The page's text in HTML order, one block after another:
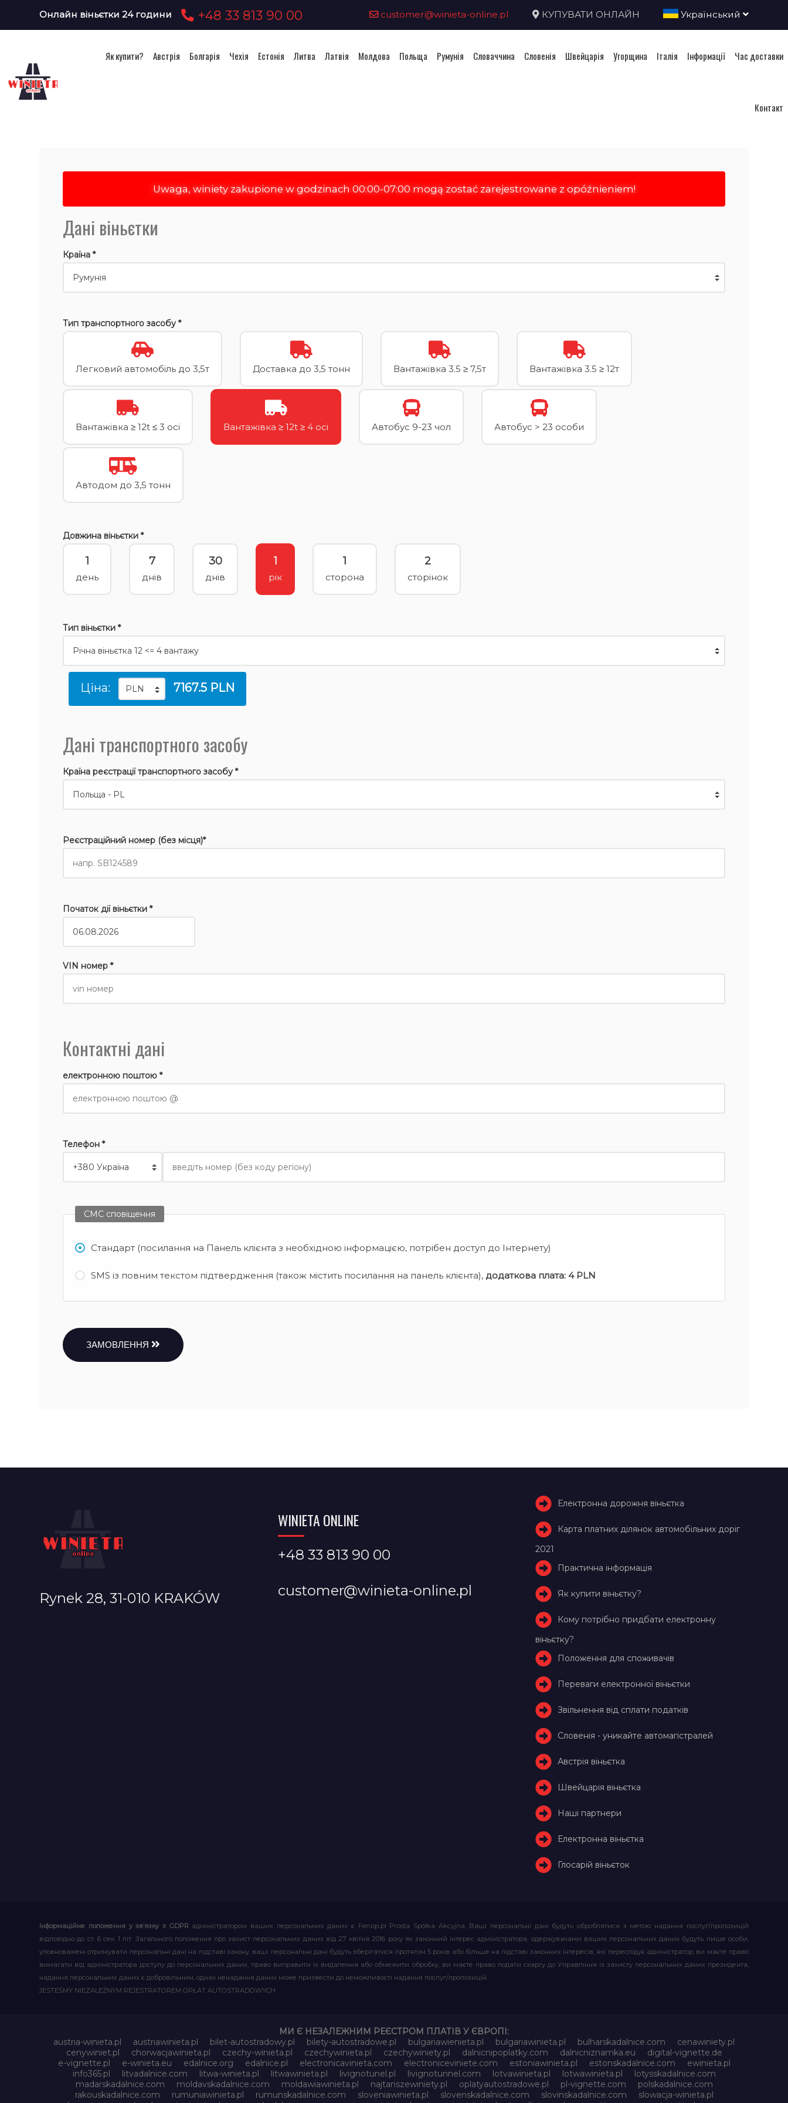
Онлайн віньєтки 24 години +48 33 813 90 00 customer@winieta-online.pl КУПУВАТИ ОНЛАЙН Український
Як купити? Австрія Болгарія Чехія Естонія Литва Латвія Молдова Польща Румунія Словаччина Словенія Швейцарія Угорщина Італія Інформації Час доставки
Контакт
Uwaga, winiety zakupione w godzinach 00:00-07:00 mogą zostać zarejestrowane z opóźnieniem!
Дані віньєтки
Країна *
Тип транспортного засобу *
Легковий автомобіль до 3,5т Доставка до 3,5 тонн Вантажівка 3.5 ≥ 7,5т Вантажівка 3.5 ≥ 12т
Вантажівка ≥ 12t ≤ 3 осі Вантажівка ≥ 12t ≥ 4 осі Автобус 9-23 чол Автобус > 23 особи
Автодом до 3,5 тонн
Довжина віньєтки *
1
день
7
днів
30
днів
1
рік
1
сторона
2
сторінок
Тип віньєтки *
Ціна: 7167.5 PLN
Дані транспортного засобу
Країна реєстрації транспортного засобу *
Реєстраційний номер (без місця)*
Початок дії віньєтки *
VIN номер *
Контактні дані
електронною поштою *
Телефон *
СМС сповіщення
Стандарт (посилання на Панель клієнта з необхідною інформацією, потрібен доступ до Інтернету)
SMS із повним текстом підтвердження (також містить посилання на панель клієнта),додаткова плата: 4 PLN
ЗАМОВЛЕННЯ
Rynek 28, 31-010 KRAKÓW
WINIETA ONLINE
+48 33 813 90 00
customer@winieta-online.pl
Електронна дорожня віньєтка
Карта платних ділянок автомобільних доріг
2021
Практична інформація
Як купити віньєтку?
Кому потрібно придбати електронну
віньєтку?
Положення для споживачів
Переваги електронної віньєтки
Звільнення від сплати податків
Словенія - уникайте автомагістралей
Австрія віньєтка
Швейцарія віньєтка
Наші партнери
Електронна віньєтка
Глосарій віньєток
Інформаційне положення у зв’язку з GDPR адміністратором ваших персональних даних є Feniqs.pl Prosta Spółka Akcyjna. Ваші персональні дані будуть оброблятися з метою надання послуг/пропозицій
відповідно до ст. 6 сек. 1 літ. Загального положення про захист персональних даних від 27 квітня 2016 року як законний інтерес адміністратора, одержувачами ваших персональних даних будуть лише особи,
уповноважені отримувати персональні дані на підставі закону, ваші персональні дані будуть зберігатися протягом 5 років або більше на підставі законних інтересів, які переслідує адміністратор, ви маєте право
вимагати від адміністратора доступу до персональних даних, право виправити їх видалення або обмежити обробку, ви маєте право подати скаргу до Управління із захисту персональних даних президента,
надання персональних даних є добровільним, однак ненадання даних може призвести до неможливості надання послуг/пропозицій.
JESTEŚMY NIEZALEŻNYM REJESTRATOREM OPŁAT AUTOSTRADOWYCH
МИ Є НЕЗАЛЕЖНИМ РЕЄСТРОМ ПЛАТІВ У ЄВРОПІ:
austria-winieta.pl
austriawinieta.pl bilet-autostradowy.pl bilety-autostradowe.pl bulgariawienieta.pl bulgariawinieta.pl bulharskadalnice.com
cenawiniety.pl
cenywiniet.pl
chorwacjawinieta.pl czechy-winieta.pl czechywinieta.pl czechywiniety.pl dalnicnipoplatky.com dalnicniznamka.eu
digital-vignette.de
e-vignette.pl
e-winieta.eu edalnice.org edalnice.pl electronicavinieta.com electroniceviniete.com estoniawinieta.pl estonskadalnice.com
ewinieta.pl
info365.pl
litvadalnice.com litwa-winieta.pl litwawinieta.pl livignotunel.pl livignotunnel.com lotvawinieta.pl lotwawinieta.pl
lotysskadalnice.com
madarskadalnice.com
moldavskadalnice.com moldawiawinieta.pl najtanszewiniety.pl oplatyautostradowe.pl pl-vignette.com
polskadalnice.com
rakouskadalnice.com
rumuniawinieta.pl rumunskadalnice.com sloveniawinieta.pl slovenskadalnice.com slovinskadalnice.com
slowacja-winieta.pl